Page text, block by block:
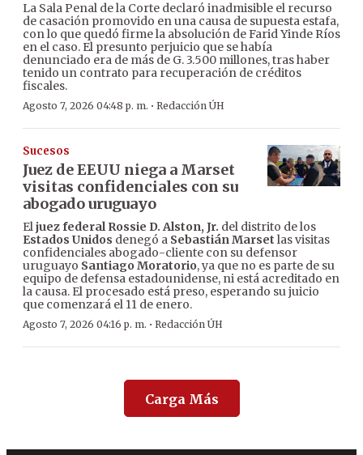
La Sala Penal de la Corte declaró inadmisible el recurso
de casación promovido en una causa de supuesta estafa,
con lo que quedó firme la absolución de Farid Yinde Ríos
en el caso. El presunto perjuicio que se había
denunciado era de más de G. 3.500 millones, tras haber
tenido un contrato para recuperación de créditos
fiscales.
Agosto 7, 2026 04:48 p. m. · Redacción ÚH
Sucesos
Juez de EEUU niega a Marset
visitas confidenciales con su
abogado uruguayo
Eljuez federal Rossie D. Alston, Jr. del distrito de los
Estados Unidos denegó a Sebastián Marset las visitas
confidenciales abogado-cliente con su defensor
uruguayo Santiago Moratorio, ya que no es parte de su
equipo de defensa estadounidense, ni está acreditado en
la causa. El procesado está preso, esperando su juicio
que comenzará el 11 de enero.
Agosto 7, 2026 04:16 p. m. · Redacción ÚH
Carga Más